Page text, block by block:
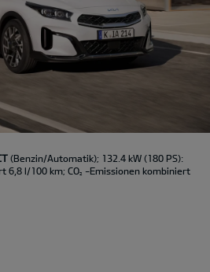
(Benzin/Automatik); 132.4 kW (180 PS):
6,8 l/100 km; CO2
-Emissionen kombiniert